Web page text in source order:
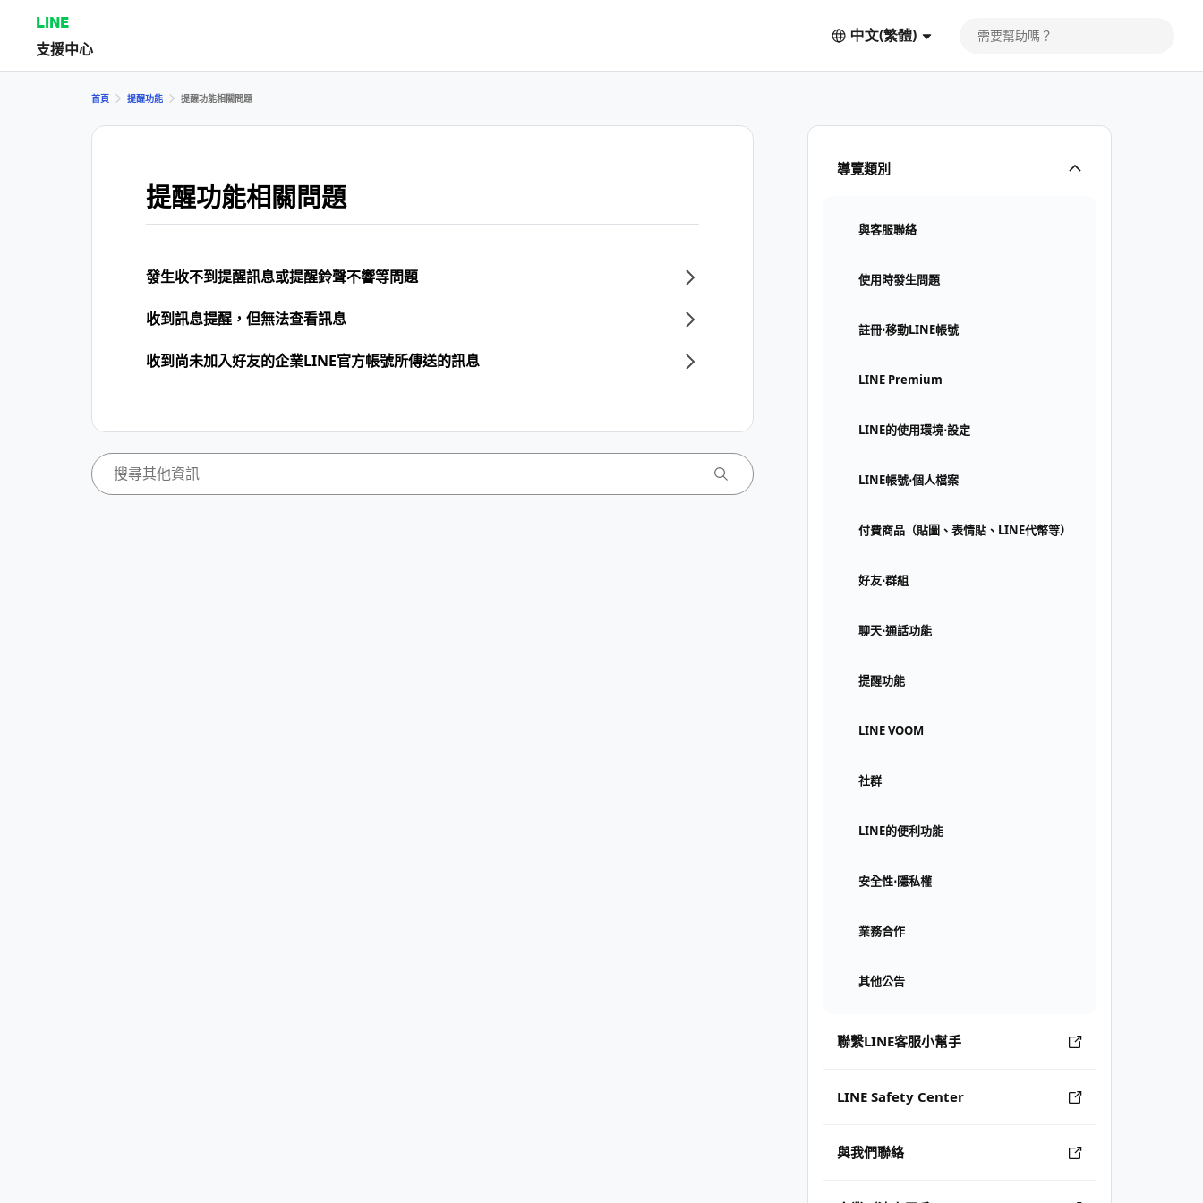
LINE
支援中心
中文(繁體)
導覽類別
與客服聯絡
使用時發生問題
註冊⋅移動LINE帳號
LINE Premium
LINE的使用環境⋅設定
LINE帳號⋅個人檔案
付費商品（貼圖、表情貼、LINE代幣等）
好友⋅群組
聊天⋅通話功能
提醒功能
LINE VOOM
社群
LINE的便利功能
安全性⋅隱私權
業務合作
其他公告
聯繫LINE客服小幫手
LINE Safety Center
與我們聯絡
首頁 提醒功能 提醒功能相關問題
提醒功能相關問題
發生收不到提醒訊息或提醒鈴聲不響等問題
收到訊息提醒，但無法查看訊息
收到尚未加入好友的企業LINE官方帳號所傳送的訊息